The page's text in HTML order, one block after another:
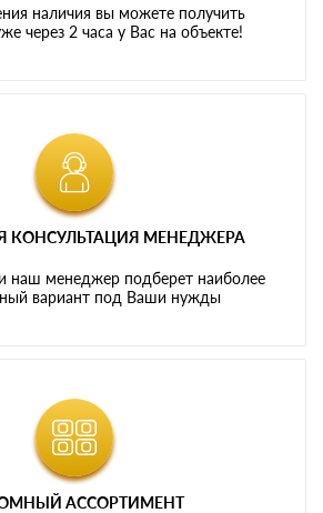
наличия вы можете получить
через 2 часа у Вас на объекте!
КОНСУЛЬТАЦИЯ МЕНЕДЖЕРА
наш менеджер подберет наиболее
вариант под Ваши нужды
АССОРТИМЕНТ